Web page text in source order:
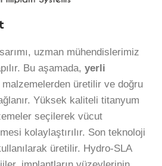
uzman mühendislerimiz
Bu aşamada, yerli
malzemelerden üretilir ve doğru
Yüksek kaliteli titanyum
seçilerek vücut
kolaylaştırılır. Son teknoloji
üretilir. Hydro-SLA